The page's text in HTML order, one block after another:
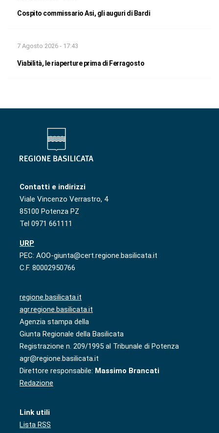
Cospito commissario Asi, gli auguri di Bardi
7 Agosto 2026 - 17:43
Viabilità, le riaperture prima di Ferragosto
Contatti e indirizzi
Viale Vincenzo Verrastro, 4
85100 Potenza PZ
Tel 0971 661111
URP
PEC: AOO-giunta@cert.regione.basilicata.it
C.F. 80002950766
regione.basilicata.it
agr.regione.basilicata.it
Agenzia stampa della
Giunta Regionale della Basilicata
Registrazione n. 209/1995 al Tribunale di Potenza
agr@regione.basilicata.it
Direttore responsabile: Massimo Brancati
Redazione
Link utili
Lista RSS